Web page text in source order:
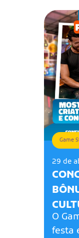
Game
29 de
O
festa